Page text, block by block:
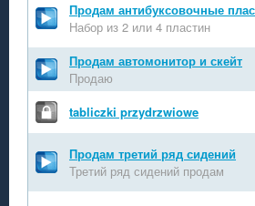
Продам антибуксовочные
Набор из 2 или 4 пластин
Продам автомонитор и скейт
Продаю
tabliczki przydrzwiowe
Продам третий ряд сидений
Третий ряд сидений продам